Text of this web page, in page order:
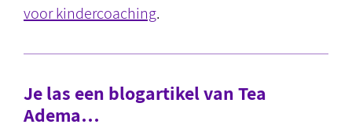
voor kindercoaching.
Je las een blogartikel van Tea
Adema…